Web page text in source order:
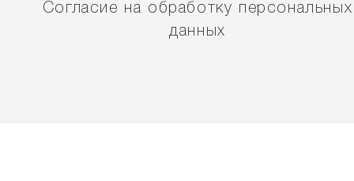
Согласие на обработку персональных
данных